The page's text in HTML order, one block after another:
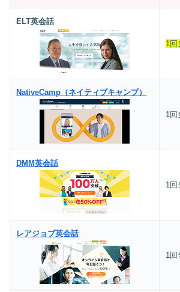
ELT英会話
1回
NativeCamp（ネイティブキャンプ）
1回
DMM英会話
1回
レアジョブ英会話
1回